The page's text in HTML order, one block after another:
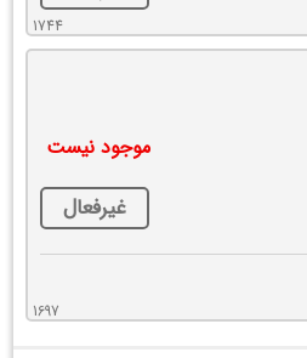
1744
موجود نیست
غیرفعال
1697